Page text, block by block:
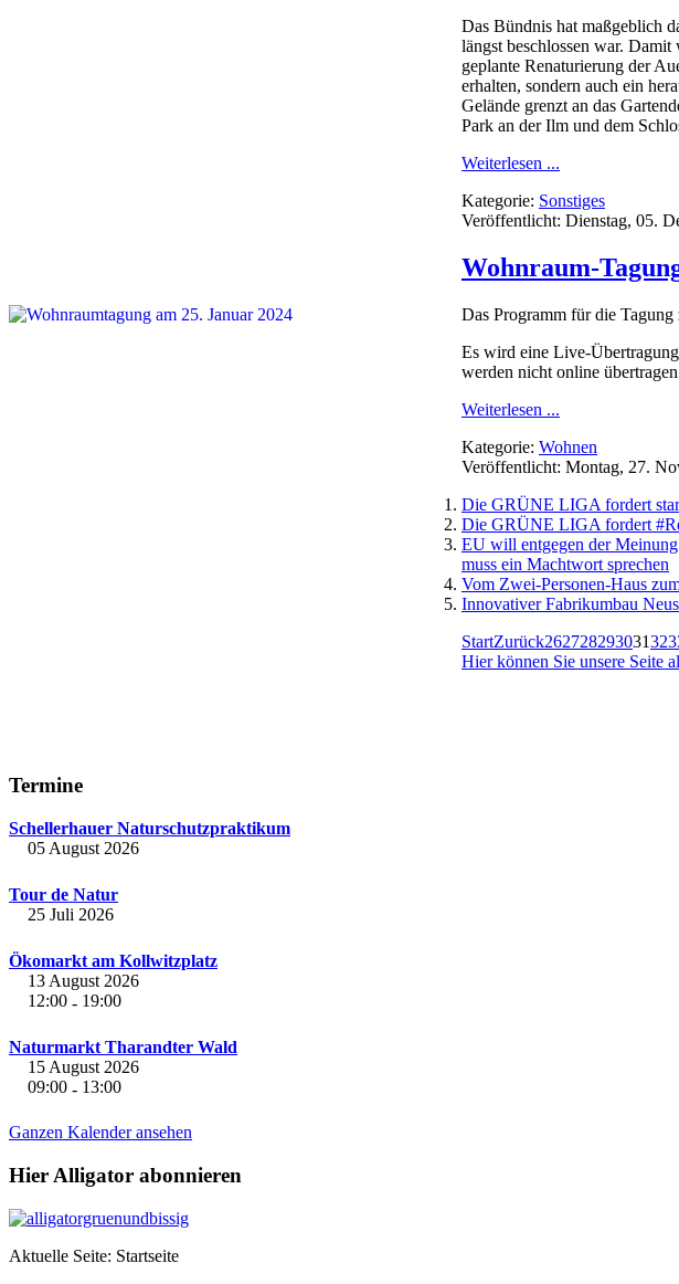
Das Bündnis hat maßgeblich
längst beschlossen war.
geplante Renaturierung der
erhalten, sondern auch ein
Gelände grenzt an das
Park an der Ilm und dem
Weiterlesen ...
Kategorie: Sonstiges
Veröffentlicht: Dienstag, 05.
Wohnraum-
Das Programm für die
Es wird eine Live-
werden nicht online
Weiterlesen ...
Kategorie: Wohnen
Veröffentlicht: Montag, 27.
Die GRÜNE LIGA fordert
Die GRÜNE LIGA fordert
EU will entgegen der
muss ein Machtwort sprechen
Vom Zwei-Personen-Haus
Innovativer Fabrikumbau
StartZurück26272829303132
Hier können Sie unsere Seite
Termine
Schellerhauer Naturschutzpraktikum
05 August 2026
Tour de Natur
25 Juli 2026
Ökomarkt am Kollwitzplatz
13 August 2026
12:00 - 19:00
Naturmarkt Tharandter Wald
15 August 2026
09:00 - 13:00
Ganzen Kalender ansehen
Hier Alligator abonnieren
Aktuelle Seite: Startseite